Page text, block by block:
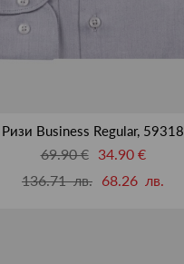
Ризи Business Regular, 59318
69.90 €
34.90 €
136.71 лв. 68.26 лв.